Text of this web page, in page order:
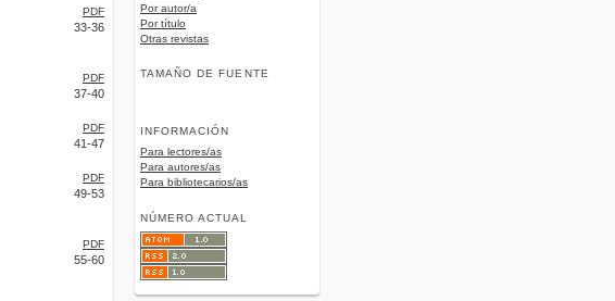
Por autor/a
Por título
Otras revistas
TAMAÑO DE FUENTE
INFORMACIÓN
Para lectores/as
Para autores/as
Para bibliotecarios/as
NÚMERO ACTUAL
PDF
33-36
PDF
37-40
PDF
41-47
PDF
49-53
PDF
55-60